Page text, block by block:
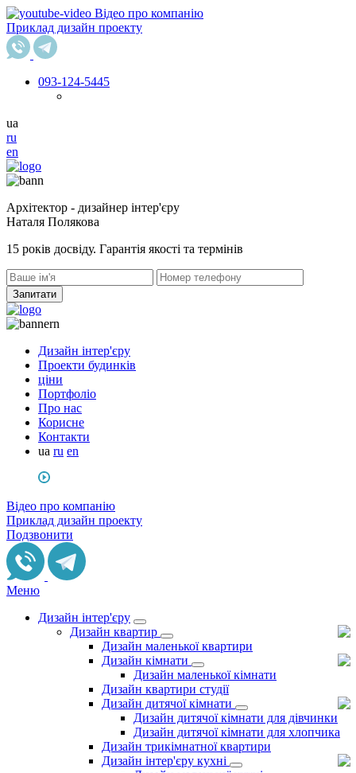
Відео про компанію
Приклад дизайн проекту
093-124-5445
ua
ru
en
Архітектор - дизайнер інтер'єру
Наталя Полякова
15 років досвіду. Гарантія якості та термінів
Запитати
Дизайн інтер'єру
Проекти будинків
ціни
Портфоліо
Про нас
Корисне
Контакти
ua ru en
Відео про компанію
Приклад дизайн проекту
Подзвонити
Меню
Дизайн інтер'єру
Дизайн квартир
Дизайн маленької квартири
Дизайн кімнати
Дизайн маленької кімнати
Дизайн квартири студії
Дизайн дитячої кімнати
Дизайн дитячої кімнати для дівчинки
Дизайн дитячої кімнати для хлопчика
Дизайн трикімнатної квартири
Дизайн інтер'єру кухні